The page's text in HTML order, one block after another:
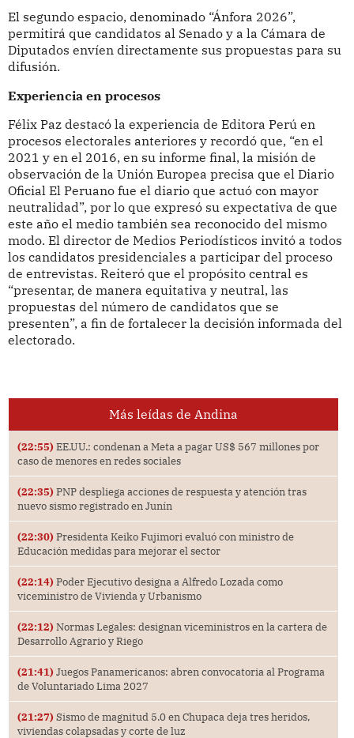
El segundo espacio, denominado “Ánfora 2026”,
permitirá que candidatos al Senado y a la Cámara de
Diputados envíen directamente sus propuestas para su
difusión.
Experiencia en procesos
Félix Paz destacó la experiencia de Editora Perú en
procesos electorales anteriores y recordó que, “en el
2021 y en el 2016, en su informe final, la misión de
observación de la Unión Europea precisa que el Diario
Oficial El Peruano fue el diario que actuó con mayor
neutralidad”, por lo que expresó su expectativa de que
este año el medio también sea reconocido del mismo
modo. El director de Medios Periodísticos invitó a todos
los candidatos presidenciales a participar del proceso
de entrevistas. Reiteró que el propósito central es
“presentar, de manera equitativa y neutral, las
propuestas del número de candidatos que se
presenten”, a fin de fortalecer la decisión informada del
electorado.
Más leídas de Andina
(22:55) EE.UU.: condenan a Meta a pagar US$ 567 millones por
caso de menores en redes sociales
(22:35) PNP despliega acciones de respuesta y atención tras
nuevo sismo registrado en Junín
(22:30) Presidenta Keiko Fujimori evaluó con ministro de
Educación medidas para mejorar el sector
(22:14) Poder Ejecutivo designa a Alfredo Lozada como
viceministro de Vivienda y Urbanismo
(22:12) Normas Legales: designan viceministros en la cartera de
Desarrollo Agrario y Riego
(21:41) Juegos Panamericanos: abren convocatoria al Programa
de Voluntariado Lima 2027
(21:27) Sismo de magnitud 5.0 en Chupaca deja tres heridos,
viviendas colapsadas y corte de luz